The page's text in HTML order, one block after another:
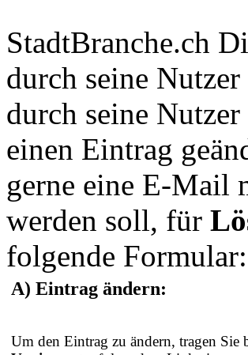
StadtBranche.ch
durch seine
durch seine
einen Eintrag
gerne eine E-Mail
werden soll, für
folgende Formular:
A) Eintrag ändern:
Um den Eintrag zu ändern, tragen Sie